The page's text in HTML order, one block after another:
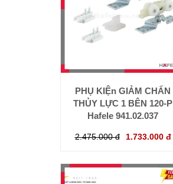
PHỤ KIỆn GIẢM CHẤN
THỦY LỰC 1 BÊN 120-P
Hafele 941.02.037
2.475.000 đ 1.733.000 đ